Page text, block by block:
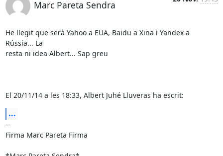
Marc Pareta Sendra
He llegit que serà Yahoo a EUA, Baidu a Xina i Yandex a
Rússia... La
resta ni idea Albert... Sap greu
El 20/11/14 a les 18:33, Albert Juhé Lluveras ha escrit:
...
--
Firma Marc Pareta Firma